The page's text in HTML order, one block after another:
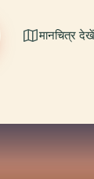
मानचित्र देखें